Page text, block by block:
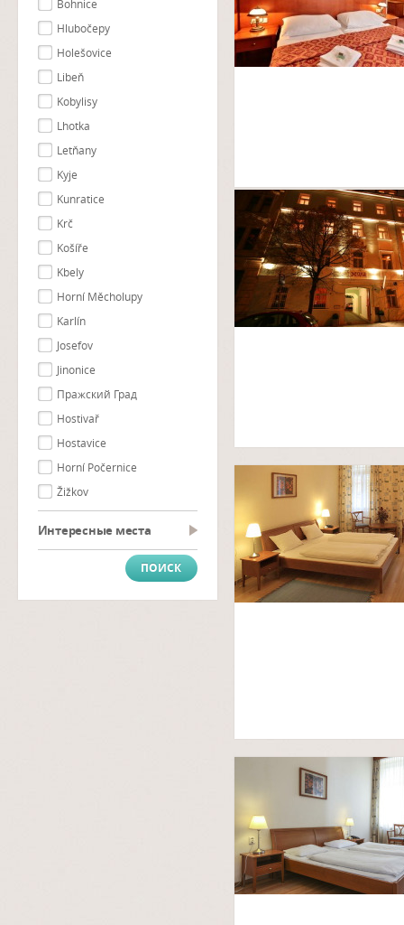
Bohnice
Hlubočepy
Holešovice
Libeň
Kobylisy
Lhotka
Letňany
Kyje
Kunratice
Krč
Košíře
Kbely
Horní Měcholupy
Karlín
Josefov
Jinonice
Пражский Град
Hostivař
Hostavice
Horní Počernice
Žižkov
Интересные места